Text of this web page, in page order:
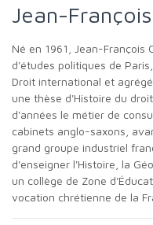
Jean-
Né en 1961, Jean-François Chemain est diplômé de l'Institut
d'études politiques de
Droit international et
une thèse d'Histoire du
d'années le métier de
cabinets anglo-saxons,
grand groupe industriel
d'enseigner l'Histoire, la
un collège de Zone
vocation chrétienne de la